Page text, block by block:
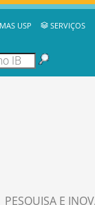
USP SERVIÇOS
PESQUISA E